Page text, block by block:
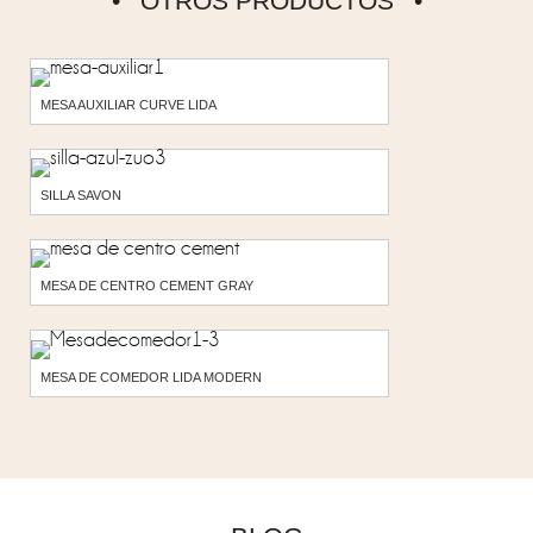
MESA AUXILIAR CURVE LIDA
SILLA SAVON
MESA DE CENTRO CEMENT GRAY
MESA DE COMEDOR LIDA MODERN